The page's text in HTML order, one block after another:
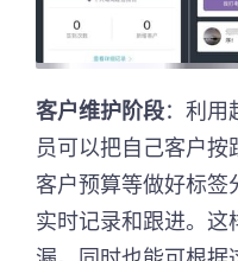
客户维护阶段：利用
员可以把自己客户按
客户预算等做好标
实时记录和跟进。这